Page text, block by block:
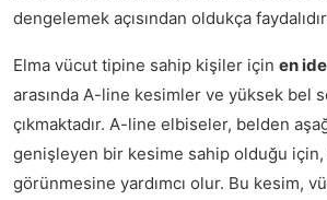
dengelemek açısından oldukça
Elma vücut tipine sahip kişiler için en
arasında A-line kesimler ve yüksek bel
çıkmaktadır. A-line elbiseler, belden
genişleyen bir kesime sahip olduğu
görünmesine yardımcı olur. Bu kesim,